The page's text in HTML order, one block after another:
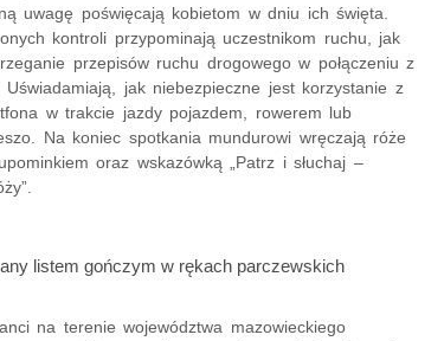
uwagę poświęcają kobietom w dniu ich święta.
kontroli przypominają uczestnikom ruchu, jak
przepisów ruchu drogowego w połączeniu z
Uświadamiają, jak niebezpieczne jest korzystanie z
w trakcie jazdy pojazdem, rowerem lub
Na koniec spotkania mundurowi wręczają róże
oraz wskazówką „Patrz i słuchaj –
listem gończym w rękach parczewskich
na terenie województwa mazowieckiego